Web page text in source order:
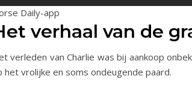
Daily-app
verhaal van de
verleden van Charlie was bij aankoop
het vrolijke en soms ondeugende paard.